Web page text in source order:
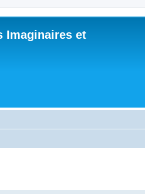
Imaginaires et